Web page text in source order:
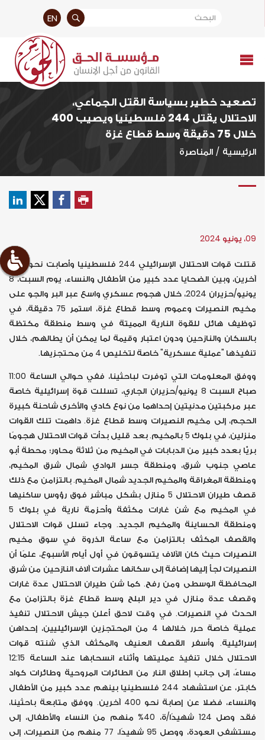
EN
تصعيد خطير بسياسة القتل الجماعي،
الاحتلال يقتل 244 فلسطينيا ويصيب 400
خلال 75 دقيقة وسط قطاع غزة
الرئيسية / المناصرة
09، يونيو 2024
قتلت قوات الاحتلال الإسرائيلي 244 فلسطينيا وأصابت نحو 400
آخرين، وبين الضحايا عدد كبير من الأطفال والنساء، يوم السبت، 8
يونيو/حزيران 2024، خلال هجوم عسكري واسع عبر البر والجو على
مخيم النصيرات وعموم وسط قطاع غزة، استمر 75 دقيقة، في
توظيف هائل للقوة النارية المميتة في وسط منطقة مكتظة
بالسكان والنازحين ودون اعتبار وقيمة لما يمكن أن يطالهم، خلال
تنفيذها "عملية عسكرية" خاصة لتخليص 4 من محتجزيها.
ووفق المعلومات التي توفرت لباحثينا، ففي حوالي الساعة 11:00
صباح السبت 8 يونيو/حزيران الجاري، تسللت قوة إسرائيلية خاصة
عبر مركبتين مدنيتين إحداهما من نوع كادي والأخرى شاحنة كبيرة
الحجم، إلى مخيم النصيرات وسط قطاع غزة. داهمت تلك القوات
منزلين، في بلوك 5 بالمخيم. بعد قليل بدأت قوات الاحتلال هجومًا
بريًّا بعدد كبير من الدبابات في المخيم من ثلاثة محاور؛ محطة أبو
عاصي جنوب شرق، ومنطقة جسر الوادي شمال شرق المخيم،
ومنطقة المغراقة والمخيم الجديد شمال المخيم. بالتزامن مع ذلك
قصف طيران الاحتلال 5 منازل بشكل مباشر فوق رؤوس ساكنيها
في المخيم مع شن غارات مكثفة وأحزمة نارية في بلوك 5
ومنطقة الحساينة والمخيم الجديد. وجاء تسلل قوات الاحتلال
والقصف المكثف بالتزامن مع ساعة الذروة في سوق مخيم
النصيرات حيث كان الآلاف يتسوقون في أول أيام الأسبوع، علمًا أن
النصيرات لجأ إليها إضافة إلى سكانها عشرات آلاف النازحين من شرق
المحافظة الوسطى ومن رفح. كما شن طيران الاحتلال عدة غارات
وقصف عدة منازل في دير البلح وسط قطاع غزة بالتزامن مع
الحدث في النصيرات. في وقت لاحق أعلن جيش الاحتلال تنفيذ
عملية خاصة حرر خلالها 4 من المحتجزين الإسرائيليين، إحداهن
إسرائيلية. وأسفر القصف العنيف والمكثف الذي شنته قوات
الاحتلال خلال تنفيذ عمليتها وأثناء انسحابها عند الساعة 12:15
مساءً، إلى جانب إطلاق النار من الطائرات المروحية وطائرات كواد
كابتر، عن استشهاد 244 فلسطينيا بينهم عدد كبير من الأطفال
والنساء، فضلا عن إصابة نحو 400 آخرين. ووفق متابعة باحثينا،
فقد وصل 124 شهيدًا/ة، 40% منهم من النساء والأطفال، إلى
مستشفى العودة، ووصل 95 شهيدًا، 77 منهم من النصيرات، إلى